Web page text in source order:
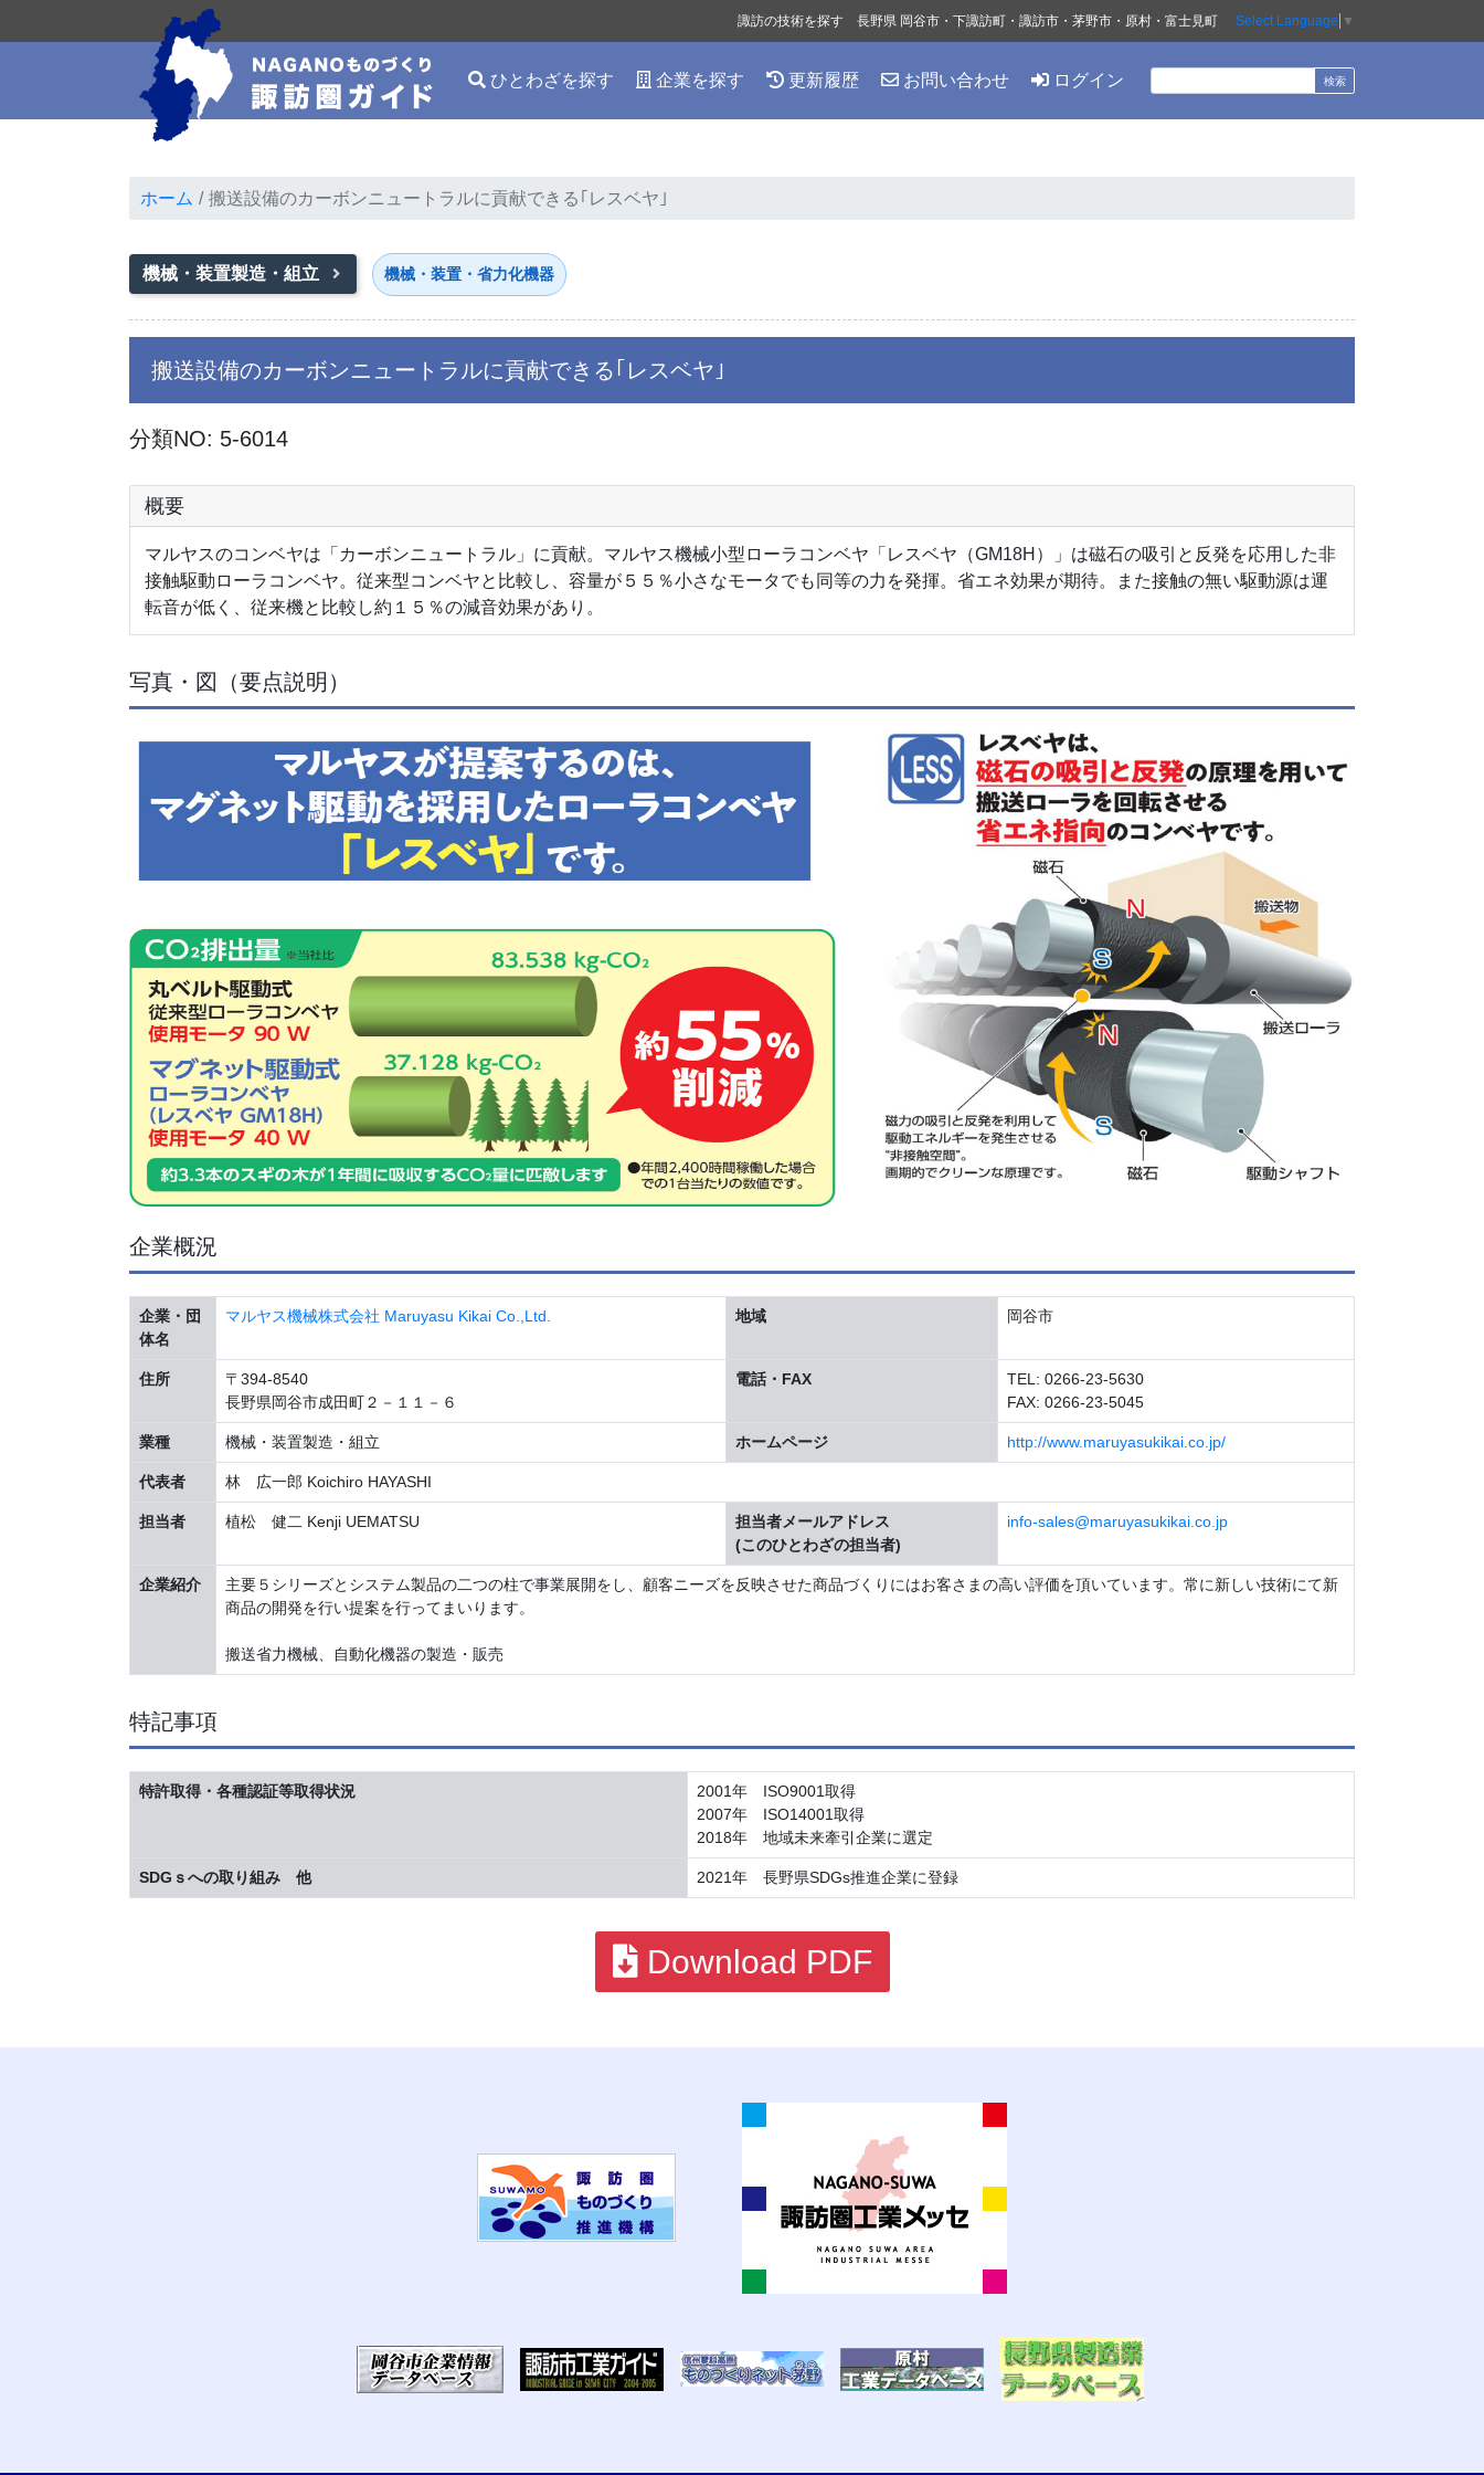
ひとわざを探す 企業を探す 更新履歴 お問い合わせ ログイン
諏訪の技術を探す 長野県 岡谷市・下諏訪町・諏訪市・茅野市・原村・富士見町 Select Language ▼
ホーム 搬送設備のカーボンニュートラルに貢献できる｢レスベヤ｣
機械・装置製造・組立 機械・装置・省力化機器
搬送設備のカーボンニュートラルに貢献できる｢レスベヤ｣
分類NO: 5-6014
概要
マルヤスのコンベヤは「カーボンニュートラル」に貢献。マルヤス機械小型ローラコンベヤ「レスベヤ（GM18H）」は磁石の吸引と反発を応用した非
接触駆動ローラコンベヤ。従来型コンベヤと比較し、容量が５５％小さなモータでも同等の力を発揮。省エネ効果が期待。また接触の無い駆動源は運
転音が低く、従来機と比較し約１５％の減音効果があり。
写真・図（要点説明）
企業概況
企業・団
体名
マルヤス機械株式会社 Maruyasu Kikai Co.,Ltd. 地域 岡谷市
住所
〒394-8540
長野県岡谷市成田町２－１１－６
電話・FAX
TEL: 0266-23-5630
FAX: 0266-23-5045
業種 機械・装置製造・組立 ホームページ http://www.maruyasukikai.co.jp/
代表者 林 広一郎 Koichiro HAYASHI
担当者 植松 健二 Kenji UEMATSU
担当者メールアドレス
(このひとわざの担当者)
info-sales@maruyasukikai.co.jp
企業紹介
主要５シリーズとシステム製品の二つの柱で事業展開をし、顧客ニーズを反映させた商品づくりにはお客さまの高い評価を頂いています。常に新しい技術にて新
商品の開発を行い提案を行ってまいります。
搬送省力機械、自動化機器の製造・販売
特記事項
特許取得・各種認証等取得状況
2001年 ISO9001取得
2007年 ISO14001取得
2018年 地域未来牽引企業に選定
SDGｓへの取り組み 他 2021年 長野県SDGs推進企業に登録
Download PDF